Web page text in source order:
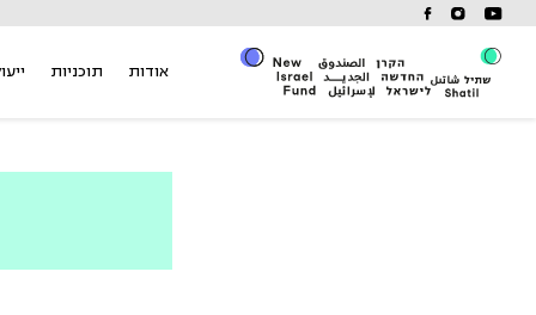
content
אודות תוכניות